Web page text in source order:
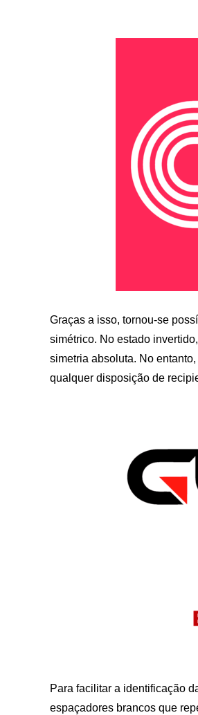
Graças a isso, tornou-se
simétrico. No estado
simetria absoluta. No
qualquer disposição de
Para facilitar a identificação
espaçadores brancos que